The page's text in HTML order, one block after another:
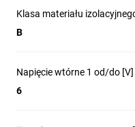
Klasa materiału
B
Napięcie wtórne 1 od/do [V]
6